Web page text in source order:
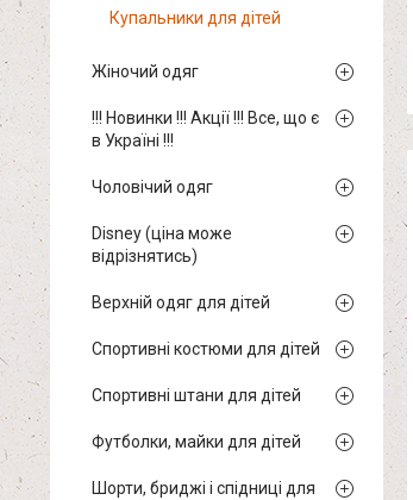
Купальники для дітей
Жіночий одяг
!!! Новинки !!! Акції !!! Все, що є
в Україні !!!
Чоловічий одяг
Disney (ціна може
відрізнятись)
Верхній одяг для дітей
Спортивні костюми для дітей
Спортивні штани для дітей
Футболки, майки для дітей
Шорти, бриджі і спідниці для